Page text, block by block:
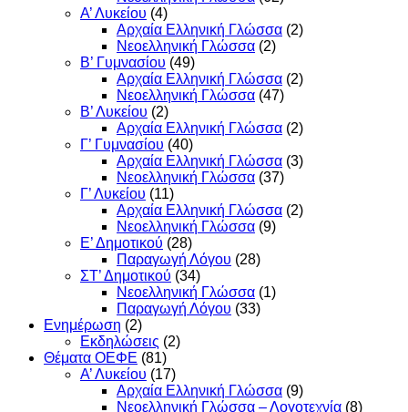
Α’ Λυκείου (4)
Αρχαία Ελληνική Γλώσσα (2)
Νεοελληνική Γλώσσα (2)
Β’ Γυμνασίου (49)
Αρχαία Ελληνική Γλώσσα (2)
Νεοελληνική Γλώσσα (47)
Β’ Λυκείου (2)
Αρχαία Ελληνική Γλώσσα (2)
Γ’ Γυμνασίου (40)
Αρχαία Ελληνική Γλώσσα (3)
Νεοελληνική Γλώσσα (37)
Γ’ Λυκείου (11)
Αρχαία Ελληνική Γλώσσα (2)
Νεοελληνική Γλώσσα (9)
Ε’ Δημοτικού (28)
Παραγωγή Λόγου (28)
ΣΤ’ Δημοτικού (34)
Νεοελληνική Γλώσσα (1)
Παραγωγή Λόγου (33)
Ενημέρωση (2)
Εκδηλώσεις (2)
Θέματα ΟΕΦΕ (81)
Α’ Λυκείου (17)
Αρχαία Ελληνική Γλώσσα (9)
Νεοελληνική Γλώσσα – Λογοτεχνία (8)